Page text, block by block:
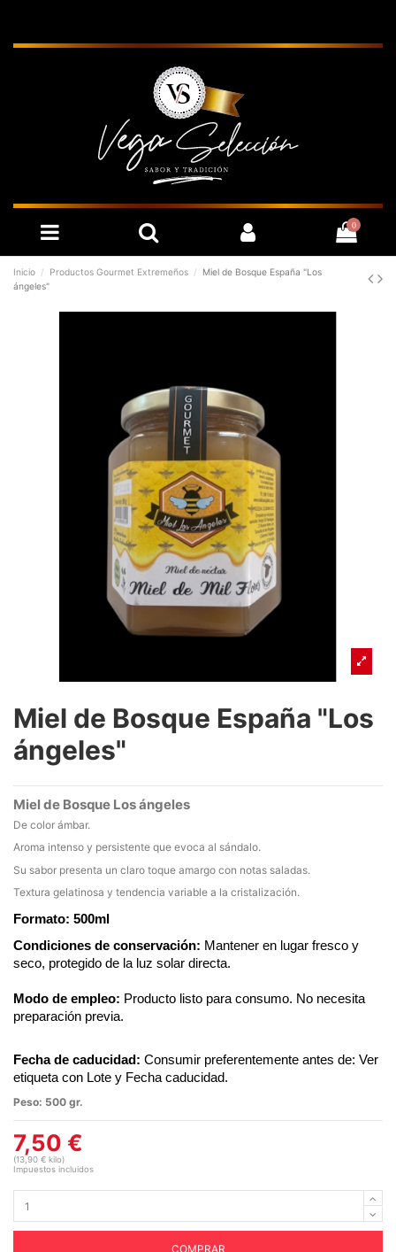
0
Inicio Productos Gourmet Extremeños
Miel de Bosque España "Los
ángeles"
Miel de Bosque España "Los
ángeles"
Miel de Bosque Los ángeles
De color ámbar.
Aroma intenso y persistente que evoca al sándalo.
Su sabor presenta un claro toque amargo con notas saladas.
Textura gelatinosa y tendencia variable a la cristalización.
Formato: 500ml
Condiciones de conservación: Mantener en lugar fresco y
seco, protegido de la luz solar directa.
Modo de empleo: Producto listo para consumo. No necesita
preparación previa.
Fecha de caducidad: Consumir preferentemente antes de: Ver
etiqueta con Lote y Fecha caducidad.
Peso: 500 gr.
7,50 €
(13,90 € kilo)
Impuestos incluidos
COMPRAR